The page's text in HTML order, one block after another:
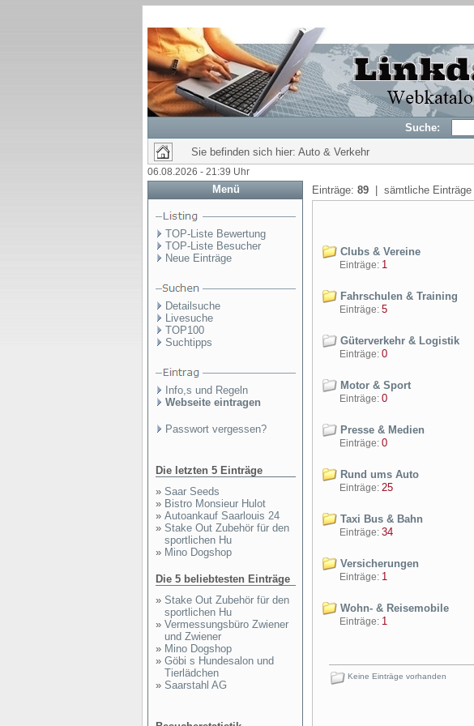
Suche:
Sie befinden sich hier: Auto & Verkehr
06.08.2026 - 21:39 Uhr
Menü
TOP-Liste Bewertung
TOP-Liste Besucher
Neue Einträge
Detailsuche
Livesuche
TOP100
Suchtipps
Info,s und Regeln
Webseite eintragen
Passwort vergessen?
Die letzten 5 Einträge
» Saar Seeds
» Bistro Monsieur Hulot
» Autoankauf Saarlouis 24
» Stake Out Zubehör für den
sportlichen Hu
» Mino Dogshop
Die 5 beliebtesten Einträge
» Stake Out Zubehör für den
sportlichen Hu
» Vermessungsbüro Zwiener
und Zwiener
» Mino Dogshop
» Göbi s Hundesalon und
Tierlädchen
» Saarstahl AG
Einträge: 89 | sämtliche Einträge
Clubs & Vereine
Einträge: 1
Fahrschulen & Training
Einträge: 5
Güterverkehr & Logistik
Einträge: 0
Motor & Sport
Einträge: 0
Presse & Medien
Einträge: 0
Rund ums Auto
Einträge: 25
Taxi Bus & Bahn
Einträge: 34
Versicherungen
Einträge: 1
Wohn- & Reisemobile
Einträge: 1
Keine Einträge vorhanden